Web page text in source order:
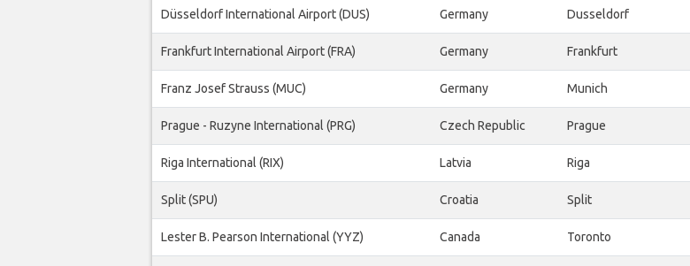
Düsseldorf International Airport (DUS) Germany Dusseldorf
Frankfurt International Airport (FRA) Germany Frankfurt
Franz Josef Strauss (MUC) Germany Munich
Prague - Ruzyne International (PRG) Czech Republic Prague
Riga International (RIX) Latvia Riga
Split (SPU) Croatia Split
Lester B. Pearson International (YYZ) Canada Toronto